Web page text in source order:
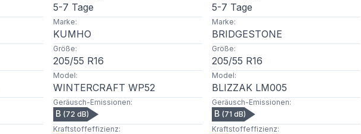
5-7 Tage
Marke:
KUMHO
Größe:
205/55 R16
Model:
WINTERCRAFT WP52
Geräusch-Emissionen:
B (72 dB)
Kraftstoffeffizienz:
5-7 Tage
Marke:
BRIDGESTONE
Größe:
205/55 R16
Model:
BLIZZAK LM005
Geräusch-Emissionen:
B (71 dB)
Kraftstoffeffizienz: